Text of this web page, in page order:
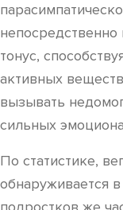
непосредственно
тонус,
активных
вызывать
сильных
По статистике,
обнаруживается